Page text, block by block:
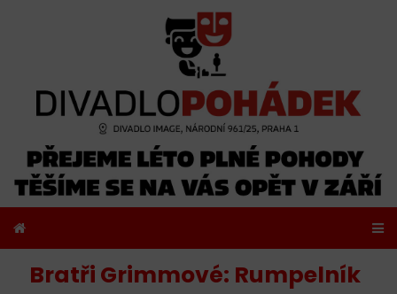
Bratři Grimmové: Rumpelník